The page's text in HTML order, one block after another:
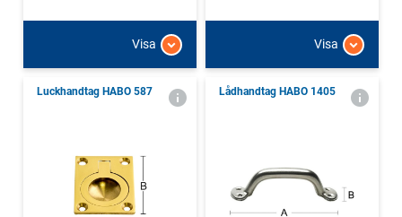
Visa Visa
Luckhandtag HABO 587 Lådhandtag HABO 1405